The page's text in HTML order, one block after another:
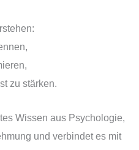
zu stärken.
Wissen aus Psychologie,
und verbindet es mit